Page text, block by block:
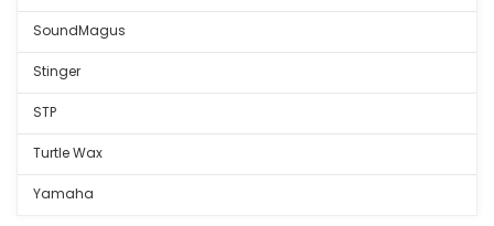
SoundMagus
Stinger
STP
Turtle Wax
Yamaha